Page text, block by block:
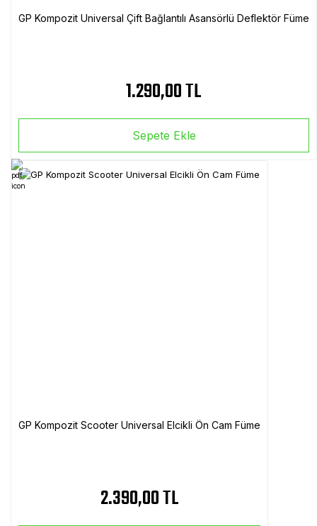
GP Kompozit Universal Çift Bağlantılı Asansörlü Deflektör Füme
1.290,00 TL
Sepete Ekle
GP Kompozit Scooter Universal Elcikli Ön Cam Füme
2.390,00 TL